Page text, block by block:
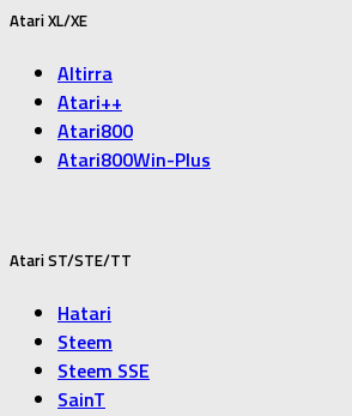
Atari XL/XE
Altirra
Atari++
Atari800
Atari800Win-Plus
Atari ST/STE/TT
Hatari
Steem
Steem SSE
SainT